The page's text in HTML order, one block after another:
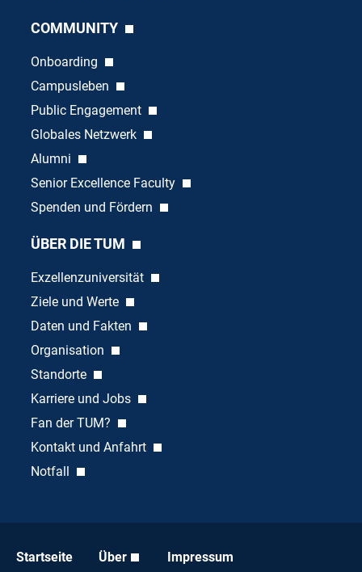
COMMUNITY
Onboarding
Campusleben
Public Engagement
Globales Netzwerk
Alumni
Senior Excellence Faculty
Spenden und Fördern
ÜBER DIE TUM
Exzellenzuniversität
Ziele und Werte
Daten und Fakten
Organisation
Standorte
Karriere und Jobs
Fan der TUM?
Kontakt und Anfahrt
Notfall
Startseite Über Impressum